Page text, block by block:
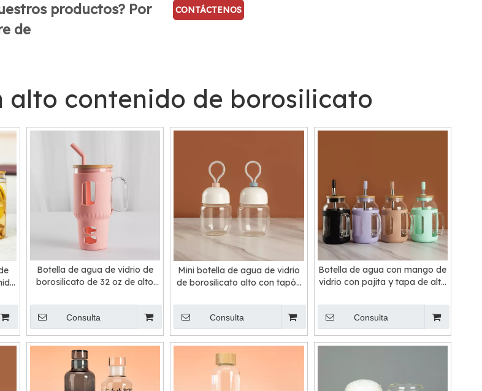
productos? Por
de
CONTÁCTENOS
alto contenido de borosilicato
Botella de agua de vidrio de
borosilicato de 32 oz de alto
Consulta
Mini botella de agua de vidrio
de borosilicato alto con tapón
Consulta
Botella de agua con mango de
vidrio con pajita y tapa de alto
Consulta